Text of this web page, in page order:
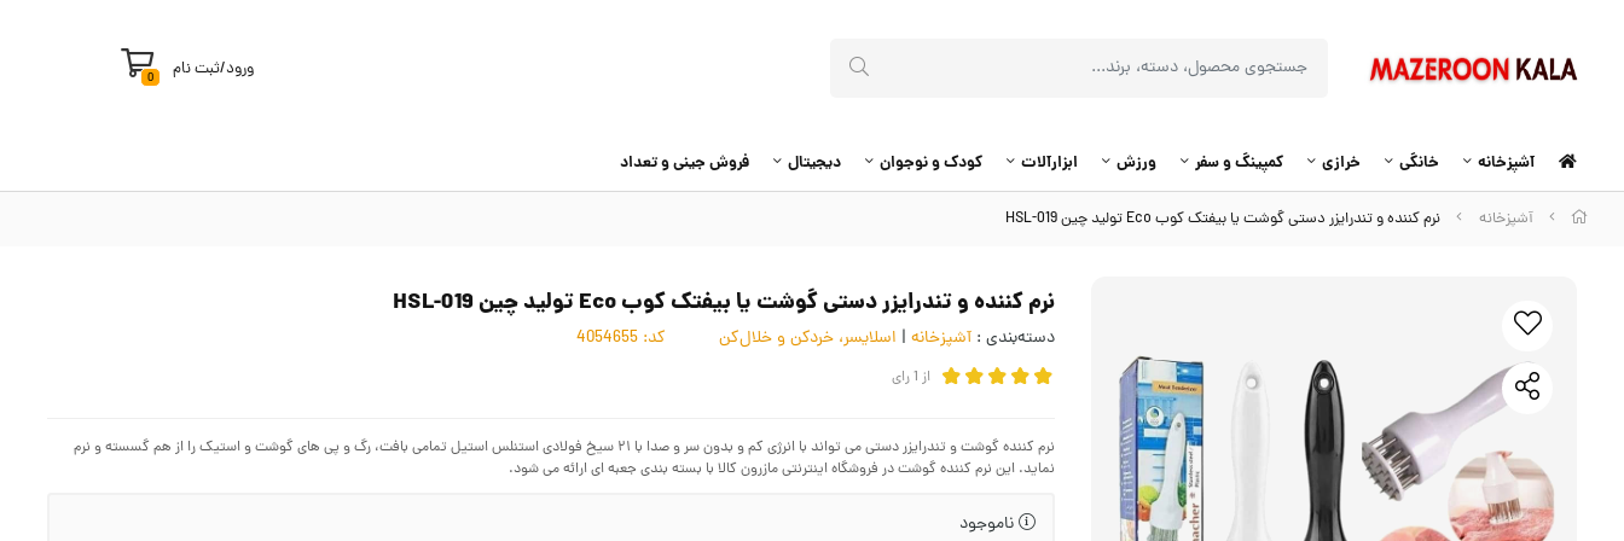
ورود/ثبت نام 0
آشپزخانه خانگی خرازی کمپینگ و سفر ورزش ابزارآلات کودک و نوجوان دیجیتال فروش جینی و تعداد
آشپزخانه نرم کننده و تندرایزر دستی گوشت یا بیفتک کوب Eco تولید چین HSL-019
نرم کننده و تندرایزر دستی گوشت یا بیفتک کوب Eco تولید چین HSL-019
دسته‌بندی : آشپزخانه | اسلایسر، خردکن و خلال‌کن کد:
از 1رای
نرم کننده گوشت و تندرایزر دستی می تواند با انرژی کم و بدون سر و صدا با ۲۱ سیخ فولادی استنلس استیل تمامی بافت، رگ و پی های گوشت و استیک را از هم گسسته و نرم
نماید. این نرم کننده گوشت در فروشگاه اینترنتی مازرون کالا با بسته بندی جعبه ای ارائه می شود.
ناموجود